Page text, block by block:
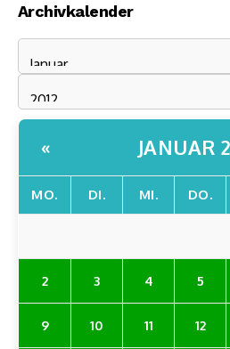
Archivkalender
« JANUAR
MO. DI. MI. DO.
2 3 4 5
9 10 11 12